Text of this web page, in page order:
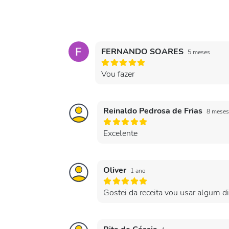
FERNANDO SOARES 5 meses
Vou fazer
Reinaldo Pedrosa de Frias 8 meses
Excelente
Oliver 1 ano
Gostei da receita vou usar algum